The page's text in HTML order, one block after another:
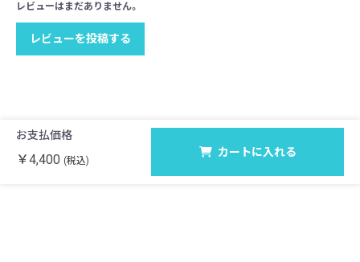
レビューはまだありません。
レビューを投稿する
お支払価格
￥4,400 (税込)
カートに入れる